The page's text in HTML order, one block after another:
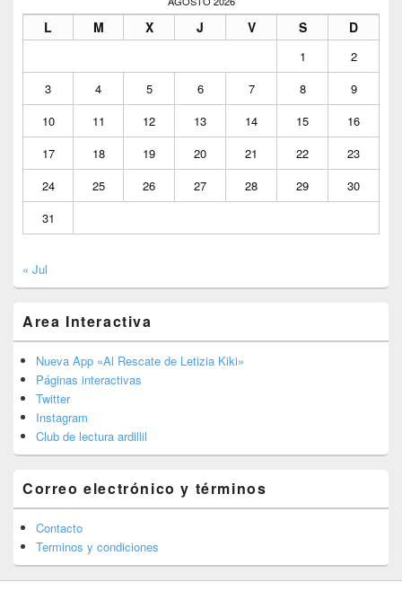
L M X J V S D
1
2
3
4 5 6 7 8
9
10
11 12 13 14 15
16
17
18 19 20 21 22
23
24
25 26 27 28 29
30
31
« Jul
Area Interactiva
Nueva App «Al Rescate de Letizia Kiki»
Páginas interactivas
Twitter
Instagram
Club de lectura ardillil
Correo electrónico y términos
Contacto
Terminos y condiciones